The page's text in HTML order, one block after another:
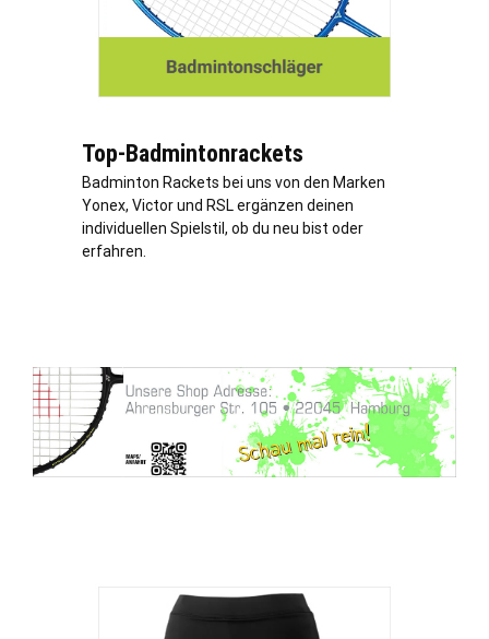
Top-Badmintonrackets
Badminton Rackets bei uns von den Marken
Yonex, Victor und RSL ergänzen deinen
individuellen Spielstil, ob du neu bist oder
erfahren.